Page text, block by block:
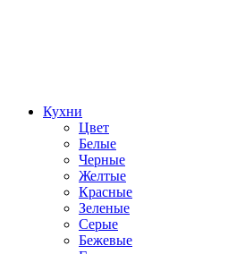
Кухни
Цвет
Белые
Черные
Желтые
Красные
Зеленые
Серые
Бежевые